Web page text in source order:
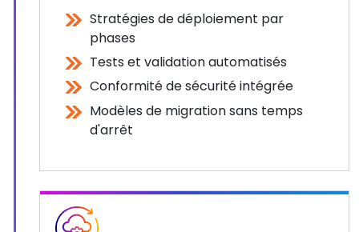
Stratégies de déploiement par
phases
Tests et validation automatisés
Conformité de sécurité intégrée
Modèles de migration sans temps
d'arrêt